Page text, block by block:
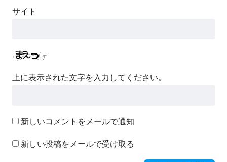
サイト
上に表示された文字を入力してください。
新しいコメントをメールで通知
新しい投稿をメールで受け取る